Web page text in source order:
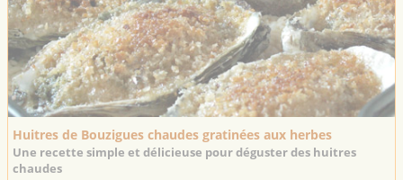
Huitres de Bouzigues chaudes gratinées aux herbes
Une recette simple et délicieuse pour déguster des huitres
chaudes